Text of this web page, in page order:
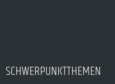
SCHWERPUNKTTHEMEN